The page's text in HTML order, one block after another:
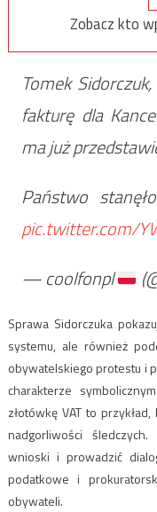
Zobacz kto
Tomek
fakturę dla
ma już
Państwo
pic.twitter.com/
— coolfonpl
Sprawa Sidorczuka
systemu, ale również
obywatelskiego protestu i
charakterze
złotówkę VAT to
nadgorliwości
wnioski i prowadzić
podatkowe i
obywateli.